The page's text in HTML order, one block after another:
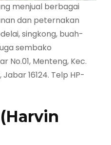
menjual berbagai
dan peternakan
singkong, buah-
sembako
No.01, Menteng, Kec.
16124. Telp HP-